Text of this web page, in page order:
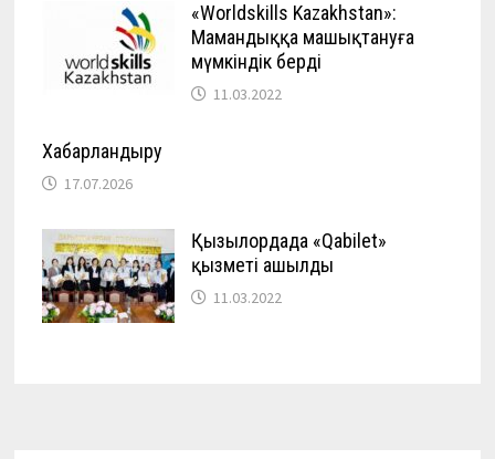
«Worldskills Kazakhstan»:
Мамандыққа машықтануға
мүмкіндік берді
11.03.2022
Хабарландыру
17.07.2026
Қызылордада «Qabilet»
қызметі ашылды
11.03.2022